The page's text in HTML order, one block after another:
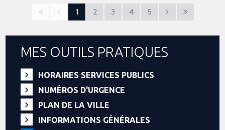
1 2 3 4 5
MES OUTILS PRATIQUES
HORAIRES SERVICES PUBLICS
NUMÉROS D'URGENCE
PLAN DE LA VILLE
INFORMATIONS GÉNÉRALES